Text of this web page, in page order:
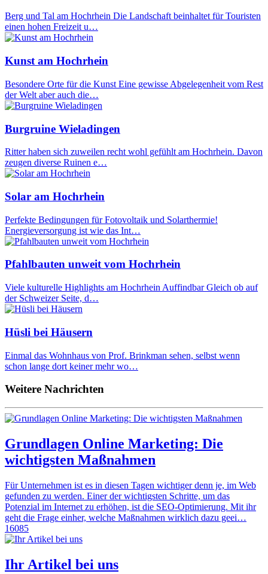
Berg und Tal am Hochrhein Die Landschaft beinhaltet für Touristen
einen hohen Freizeit u…
Kunst am Hochrhein
Besondere Orte für die Kunst Eine gewisse Abgelegenheit vom Rest
der Welt aber auch die…
Burgruine Wieladingen
Ritter haben sich zuweilen recht wohl gefühlt am Hochrhein. Davon
zeugen diverse Ruinen e…
Solar am Hochrhein
Perfekte Bedingungen für Fotovoltaik und Solarthermie!
Energieversorgung ist wie das Int…
Pfahlbauten unweit vom Hochrhein
Viele kulturelle Highlights am Hochrhein Auffindbar Gleich ob auf
der Schweizer Seite, d…
Hüsli bei Häusern
Einmal das Wohnhaus von Prof. Brinkman sehen, selbst wenn
schon lange dort keiner mehr wo…
Weitere Nachrichten
Grundlagen Online Marketing: Die
wichtigsten Maßnahmen
Für Unternehmen ist es in diesen Tagen wichtiger denn je, im Web
gefunden zu werden. Einer der wichtigsten Schritte, um das
Potenzial im Internet zu erhöhen, ist die SEO-Optimierung. Mit ihr
geht die Frage einher, welche Maßnahmen wirklich dazu geei…
16085
Ihr Artikel bei uns